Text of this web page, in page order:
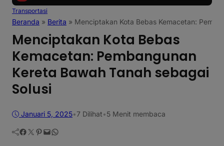
Transportasi
Beranda » Berita » Menciptakan Kota Bebas Kemacetan:
Menciptakan Kota Bebas
Kemacetan: Pembangunan
Kereta Bawah Tanah sebagai
Solusi
Januari 5, 2025•7 Dilihat•5 Menit membaca
Facebook Twitter Pinterest Mail WhatsApp